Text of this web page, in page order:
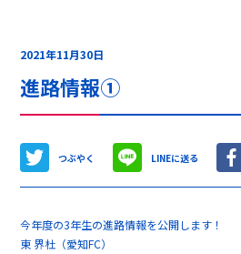
2021年11月30日
進路情報①
つぶやく LINEに送る
今年度の3年生の進路情報を公開します！
東 界杜（愛知FC）